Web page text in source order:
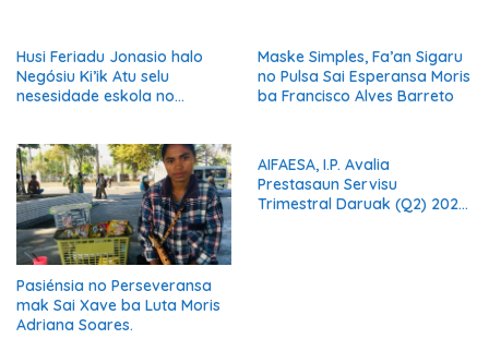
Husi Feriadu Jonasio halo
Negósiu Ki’ik Atu selu
nesesidade eskola no
Maske Simples, Fa’an Sigaru
no Pulsa Sai Esperansa Moris
ba Francisco Alves Barreto
Pasiénsia no Perseveransa
mak Sai Xave ba Luta Moris
Adriana Soares.
AIFAESA, I.P. Avalia
Prestasaun Servisu
Trimestral Daruak (Q2) 2026